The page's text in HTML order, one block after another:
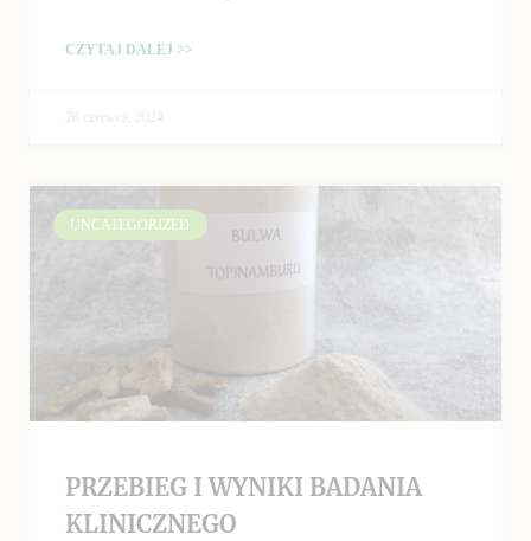
CZYTAJ DALEJ >>
26 czerwca, 2024
UNCATEGORIZED
PRZEBIEG I WYNIKI BADANIA
KLINICZNEGO